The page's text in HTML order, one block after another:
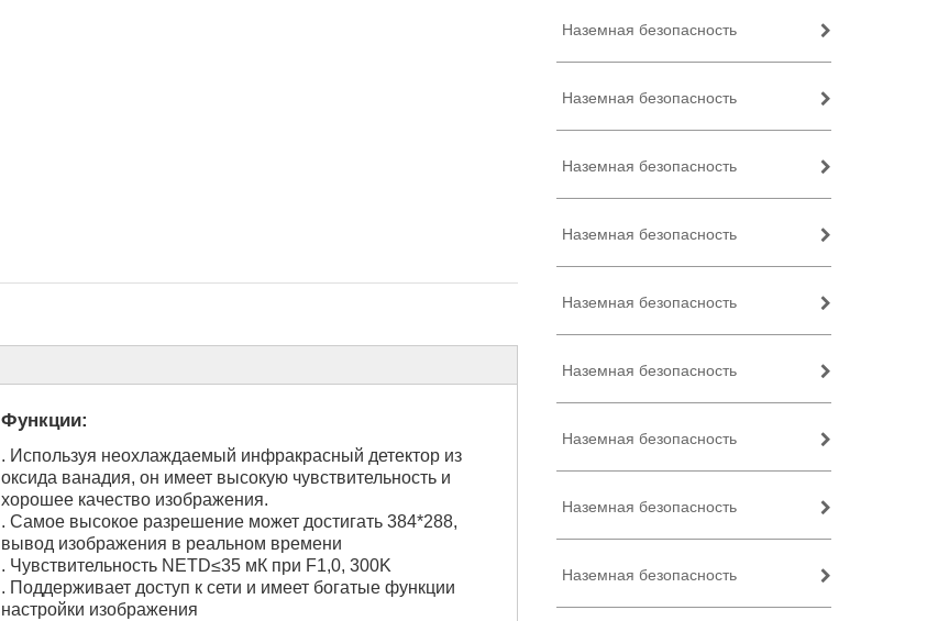
Функции:
. Используя неохлаждаемый инфракрасный детектор из
оксида ванадия, он имеет высокую чувствительность и
хорошее качество изображения.
. Самое высокое разрешение может достигать 384*288,
вывод изображения в реальном времени
. Чувствительность NETD≤35 мК при F1,0, 300K
. Поддерживает доступ к сети и имеет богатые функции
настройки изображения
Наземная безопасность
Наземная безопасность
Наземная безопасность
Наземная безопасность
Наземная безопасность
Наземная безопасность
Наземная безопасность
Наземная безопасность
Наземная безопасность